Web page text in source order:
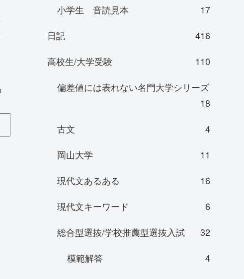
小学生 音読見本
17
日記
416
高校生/大学受験
110
偏差値には表れない名門大学シリーズ
18
古文
4
岡山大学
11
現代文あるある
16
現代文キーワード
6
総合型選抜/学校推薦型選抜入試
32
模範解答
4